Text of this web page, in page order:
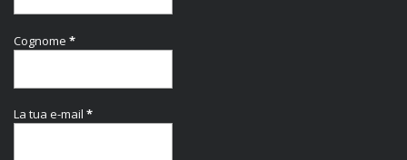
Cognome *
La tua e-mail *